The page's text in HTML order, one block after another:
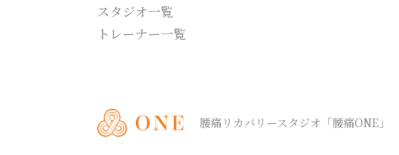
スタジオ一覧
トレーナー一覧
腰痛リカバリースタジオ 「腰痛ONE」